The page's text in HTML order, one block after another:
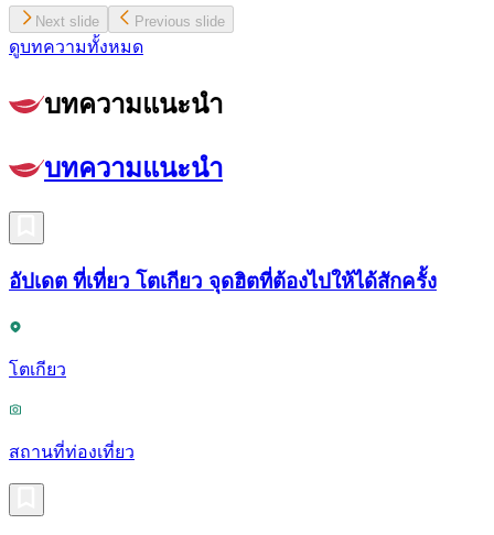
Next slide Previous slide
ดูบทความทั้งหมด
บทความแนะนำ
บทความแนะนำ
อัปเดต ที่เที่ยว โตเกียว จุดฮิตที่ต้องไปให้ได้สักครั้ง
โตเกียว
สถานที่ท่องเที่ยว